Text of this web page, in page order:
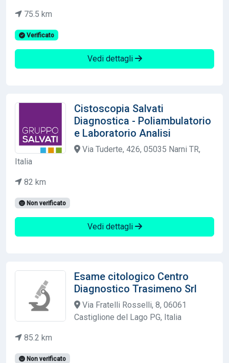
75.5 km
Verificato
Vedi dettagli
Cistoscopia Salvati
Diagnostica - Poliambulatorio
e Laboratorio Analisi
Via Tuderte, 426, 05035 Narni TR,
Italia
82 km
Non verificato
Vedi dettagli
Esame citologico Centro
Diagnostico Trasimeno Srl
Via Fratelli Rosselli, 8, 06061
Castiglione del Lago PG, Italia
85.2 km
Non verificato